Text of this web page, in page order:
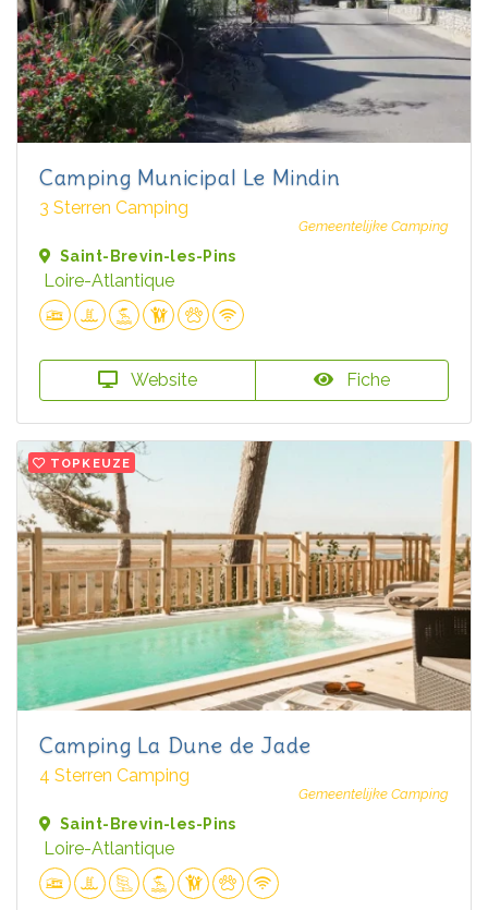
Camping Municipal Le Mindin
3 Sterren Camping
Gemeentelijke Camping
Saint-Brevin-les-Pins
Loire-Atlantique
Website Fiche
TOPKEUZE
Camping La Dune de Jade
4 Sterren Camping
Gemeentelijke Camping
Saint-Brevin-les-Pins
Loire-Atlantique